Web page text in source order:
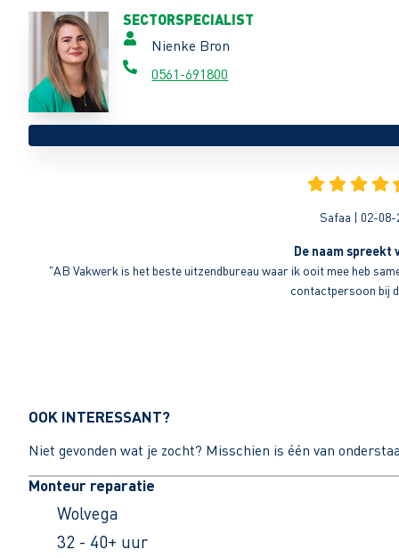
SECTORSPECIALIST
Nienke Bron
0561-691800
Safaa | 02-08-
De naam spreekt
"AB Vakwerk is het beste uitzendbureau waar ik ooit mee heb
contactpersoon bij
OOK INTERESSANT?
Niet gevonden wat je zocht? Misschien is één van
Monteur reparatie
Wolvega
32 - 40+ uur